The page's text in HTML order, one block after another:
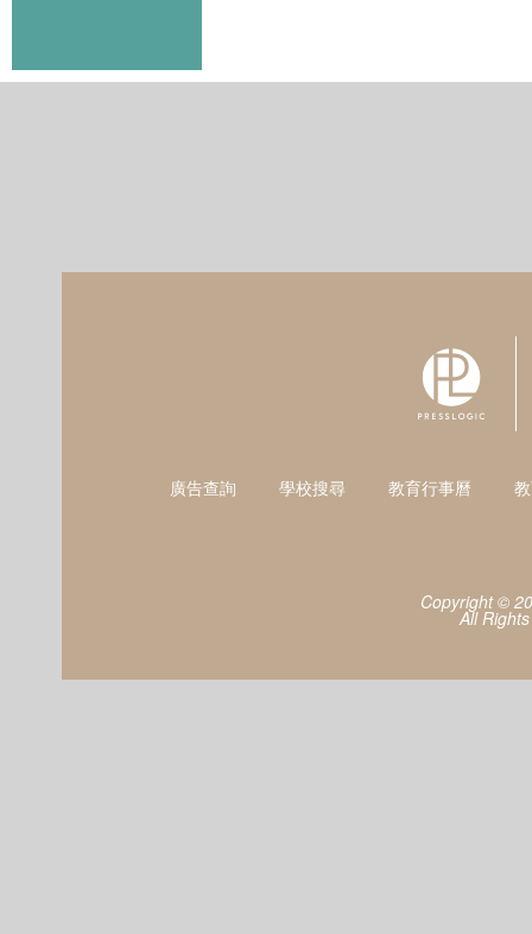
廣告查詢 學校搜尋 教育行事曆
Copyright ©
All